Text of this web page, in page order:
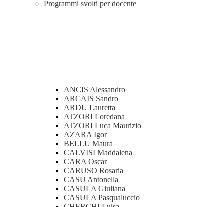
Programmi svolti per docente
ANCIS Alessandro
ARCAIS Sandro
ARDU Lauretta
ATZORI Loredana
ATZORI Luca Maurizio
AZARA Igor
BELLU Maura
CALVISI Maddalena
CARA Oscar
CARUSO Rosaria
CASU Antonella
CASULA Giuliana
CASULA Pasqualuccio